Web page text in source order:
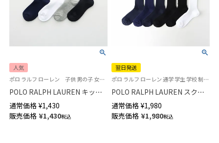
人気
ポロ ラルフ ローレン 子供 男の子 女の子 スクールソックス
POLO RALPH LAUREN キッズ
綿混 リブ ワンポイント刺繍 ク
ルー丈 スクールソックス
04863400
通常価格 ¥1,430
販売価格 ¥1,430税込
翌日発送
ポロ ラルフ ローレン 通学 学生 学校 制服 靴下
POLO RALPH LAUREN スクー
ルソックス【36cm丈】ワンポイ
ント刺繍（片面） リブ レディー
ス 【365日最短翌日発送】
通常価格 ¥1,980
販売価格 ¥1,980税込